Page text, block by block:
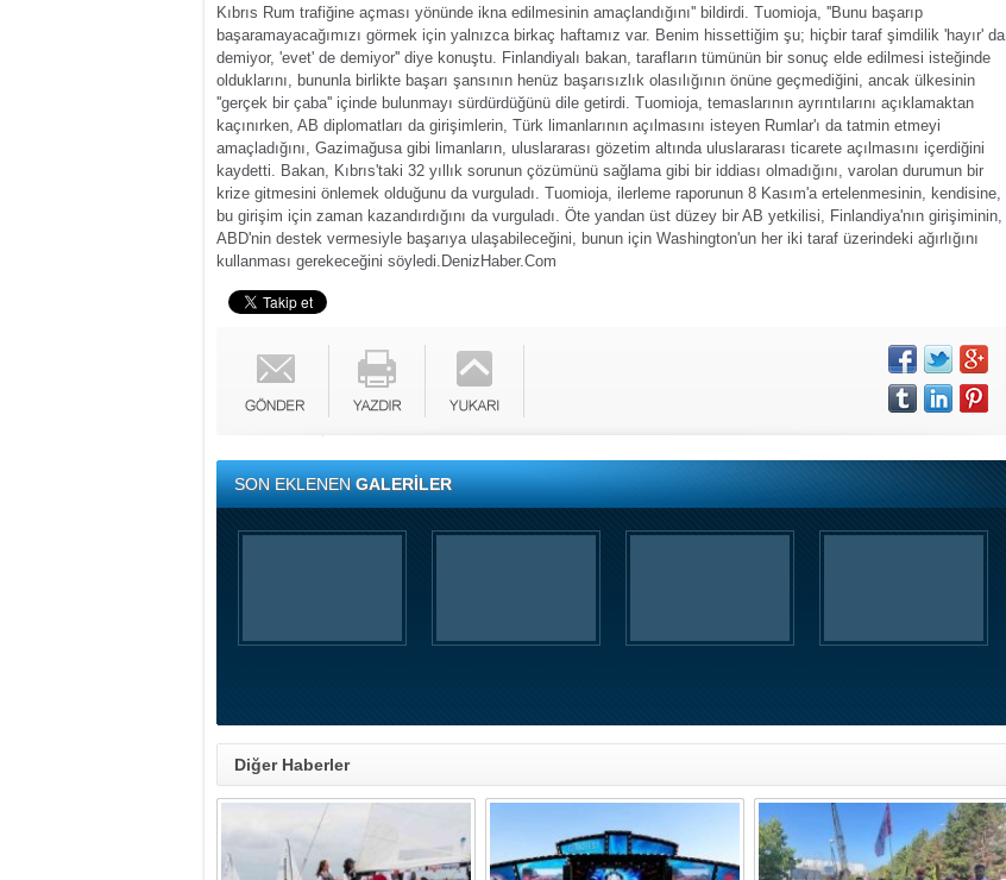
Kıbrıs Rum trafiğine açması yönünde ikna edilmesinin amaçlandığını'' bildirdi. Tuomioja, ''Bunu başarıp
başaramayacağımızı görmek için yalnızca birkaç haftamız var. Benim hissettiğim şu; hiçbir taraf şimdilik 'hayır' da
demiyor, 'evet' de demiyor'' diye konuştu. Finlandiyalı bakan, tarafların tümünün bir sonuç elde edilmesi isteğinde
olduklarını, bununla birlikte başarı şansının henüz başarısızlık olasılığının önüne geçmediğini, ancak ülkesinin
''gerçek bir çaba'' içinde bulunmayı sürdürdüğünü dile getirdi. Tuomioja, temaslarının ayrıntılarını açıklamaktan
kaçınırken, AB diplomatları da girişimlerin, Türk limanlarının açılmasını isteyen Rumlar'ı da tatmin etmeyi
amaçladığını, Gazimağusa gibi limanların, uluslararası gözetim altında uluslararası ticarete açılmasını içerdiğini
kaydetti. Bakan, Kıbrıs'taki 32 yıllık sorunun çözümünü sağlama gibi bir iddiası olmadığını, varolan durumun bir
krize gitmesini önlemek olduğunu da vurguladı. Tuomioja, ilerleme raporunun 8 Kasım'a ertelenmesinin, kendisine,
bu girişim için zaman kazandırdığını da vurguladı. Öte yandan üst düzey bir AB yetkilisi, Finlandiya'nın girişiminin,
ABD'nin destek vermesiyle başarıya ulaşabileceğini, bunun için Washington'un her iki taraf üzerindeki ağırlığını
kullanması gerekeceğini söyledi. DenizHaber.Com
SON EKLENENGALERİLER
Diğer Haberler